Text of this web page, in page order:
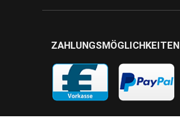
ZAHLUNGSMÖGLICHKEITEN